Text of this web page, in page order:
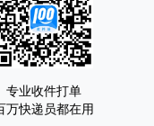
专业收件打单
万快递员都在用